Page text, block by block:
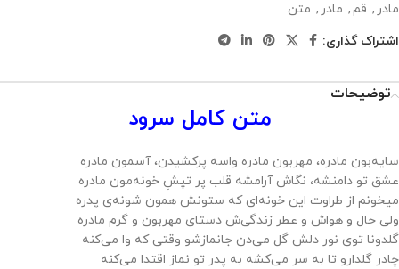
مادر , قم, مادر , متن
اشتراک گذاری:
توضیحات
متن کامل سرود
سایه‌بون مادره، مهربون مادره واسه پرکشیدن، آسمون مادره
عشق تو دامنشه، نگاش آرامشه قلب پر تپشِ خونه‌مون مادره
میخونم از طراوت این خونه‌ای که ستونش همون شونه‌ی پدره
ولی حال و هواش و عطر زندگی‌ش دستای مهربون و گرم مادره
گلدونا توی نور دلش گل می‌دن جانمازشو وقتی که وا می‌کنه
چادر گلدارو تا به سر می‌کشه به پدر تو نماز اقتدا می‌کنه